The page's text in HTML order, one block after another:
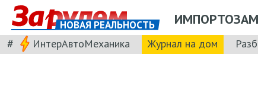
НОВАЯ РЕАЛЬНОСТЬ
# ИнтерАвтоМеханика Журнал на дом